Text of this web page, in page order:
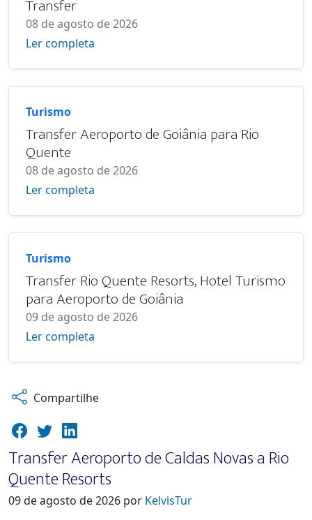
Transfer
08 de agosto de 2026
Ler completa
Turismo
Transfer Aeroporto de Goiânia para Rio
Quente
08 de agosto de 2026
Ler completa
Turismo
Transfer Rio Quente Resorts, Hotel Turismo
para Aeroporto de Goiânia
09 de agosto de 2026
Ler completa
Compartilhe
Transfer Aeroporto de Caldas Novas a Rio
Quente Resorts
09 de agosto de 2026 por KelvisTur